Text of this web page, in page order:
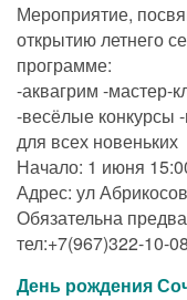
Мероприятие,
открытию летнего
программе:
-аквагрим -мастер-
-весёлые конкурсы
для всех новеньких
Начало: 1 июня
Адрес: ул
Обязательна
тел:+7(967)322-10-08
День рождения